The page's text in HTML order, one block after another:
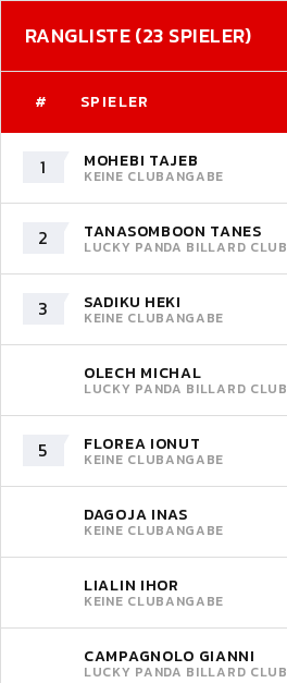
RANGLISTE (23 SPIELER)
# SPIELER
1 MOHEBI TAJEB
KEINE CLUBANGABE
2 TANASOMBOON TANES
LUCKY PANDA BILLARD CLUB
3 SADIKU HEKI
KEINE CLUBANGABE
OLECH MICHAL
LUCKY PANDA BILLARD CLUB
5 FLOREA IONUT
KEINE CLUBANGABE
DAGOJA INAS
KEINE CLUBANGABE
LIALIN IHOR
KEINE CLUBANGABE
CAMPAGNOLO GIANNI
LUCKY PANDA BILLARD CLUB